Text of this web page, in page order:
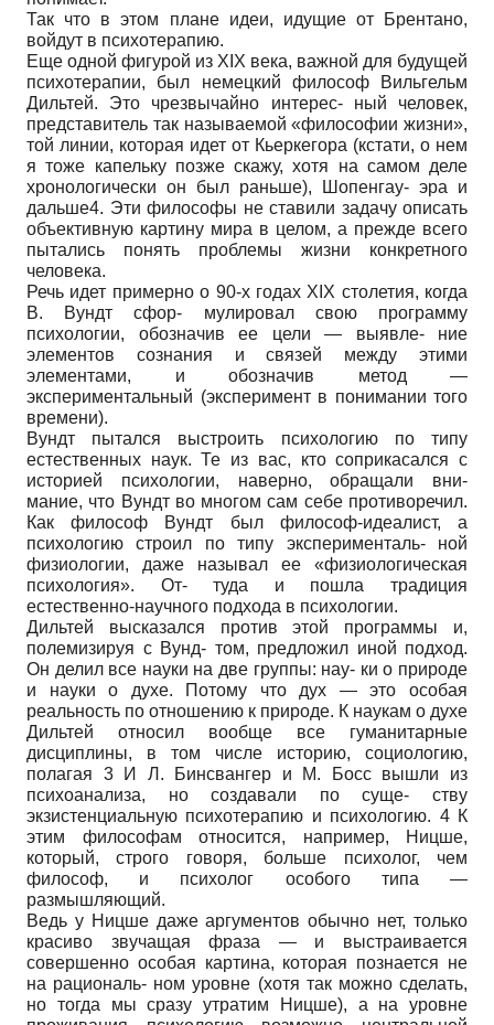
Так что в этом плане идеи, идущие от Брентано,
войдут в психотерапию.
Еще одной фигурой из XIX века, важной для будущей
психотерапии, был немецкий философ Вильгельм
Дильтей. Это чрезвычайно интерес- ный человек,
представитель так называемой «философии жизни»,
той линии, которая идет от Кьеркегора (кстати, о нем
я тоже капельку позже скажу, хотя на самом деле
хронологически он был раньше), Шопенгау- эра и
дальше4. Эти философы не ставили задачу описать
объективную картину мира в целом, а прежде всего
пытались понять проблемы жизни конкретного
человека.
Речь идет примерно о 90-х годах XIX столетия, когда
В. Вундт сфор- мулировал свою программу
психологии, обозначив ее цели — выявле- ние
элементов сознания и связей между этими
элементами, и обозначив метод —
экспериментальный (эксперимент в понимании того
времени).
Вундт пытался выстроить психологию по типу
естественных наук. Те из вас, кто соприкасался с
историей психологии, наверно, обращали вни-
мание, что Вундт во многом сам себе противоречил.
Как философ Вундт был философ-идеалист, а
психологию строил по типу эксперименталь- ной
физиологии, даже называл ее «физиологическая
психология». От- туда и пошла традиция
естественно-научного подхода в психологии.
Дильтей высказался против этой программы и,
полемизируя с Вунд- том, предложил иной подход.
Он делил все науки на две группы: нау- ки о природе
и науки о духе. Потому что дух — это особая
реальность по отношению к природе. К наукам о духе
Дильтей относил вообще все гуманитарные
дисциплины, в том числе историю, социологию,
полагая 3 И Л. Бинсвангер и М. Босс вышли из
психоанализа, но создавали по суще- ству
экзистенциальную психотерапию и психологию. 4 К
этим философам относится, например, Ницше,
который, строго говоря, больше психолог, чем
философ, и психолог особого типа —
размышляющий.
Ведь у Ницше даже аргументов обычно нет, только
красиво звучащая фраза — и выстраивается
совершенно особая картина, которая познается не
на рациональ- ном уровне (хотя так можно сделать,
но тогда мы сразу утратим Ницше), а на уровне